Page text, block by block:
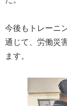
今後もトレーニ
通じて、労働災
ます。